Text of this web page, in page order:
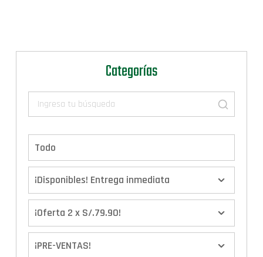
Categorías
Todo
¡Disponibles! Entrega inmediata
¡Oferta 2 x S/.79.90!
¡PRE-VENTAS!